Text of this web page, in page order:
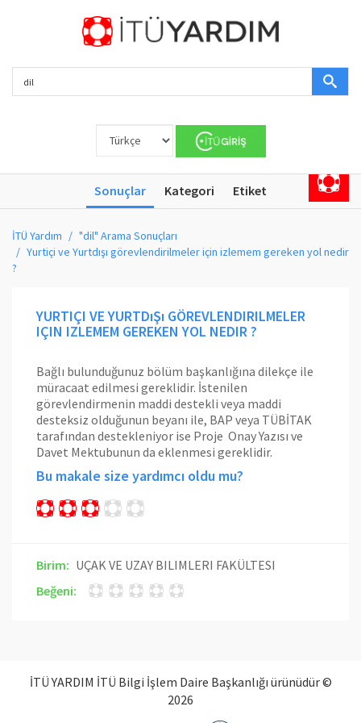
Sonuçlar Kategori Etiket
İTÜ Yardım
"dil" Arama Sonuçları
Yurtiçi ve Yurtdışı görevlendirilmeler için izlemem gereken yol nedir
?
YURTIÇI VE YURTDıŞı GÖREVLENDIRILMELER
IÇIN IZLEMEM GEREKEN YOL NEDIR ?
Bağlı bulunduğunuz bölüm başkanlığına dilekçe ile
müracaat edilmesi gereklidir. İstenilen
görevlendirmenin maddi destekli veya maddi
desteksiz olduğunun beyanı ile, BAP veya TÜBİTAK
tarafından destekleniyor ise Proje Onay Yazısı ve
Davet Mektubunun da eklenmesi gereklidir.
Bu makale size yardımcı oldu mu?
Birim: UÇAK VE UZAY BILIMLERI FAKÜLTESI
Beğeni:
İTÜ YARDIM İTÜ Bilgi İşlem Daire Başkanlığı ürünüdür ©
2026